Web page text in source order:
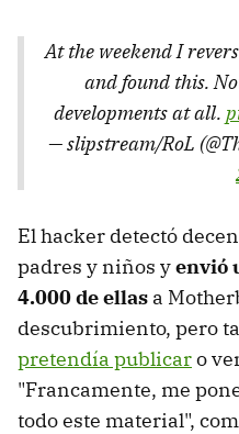
At the weekend I
and found this.
developments at all.
— slipstream/RoL
El hacker detectó
padres y niños yenvió
4.000 de ellas a
descubrimiento, pero
pretendía publicaro
"Francamente, me
todo este material",